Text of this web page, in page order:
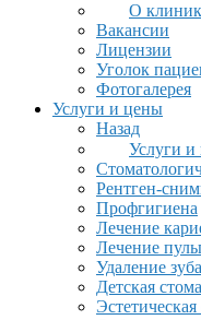
О
Вакансии
Лицензии
Уголок
Фотогалерея
Услуги и цены
Назад
Услуги
Рентген-
Профгигиена
Лечение
Лечение
Удаление зуба
Детская